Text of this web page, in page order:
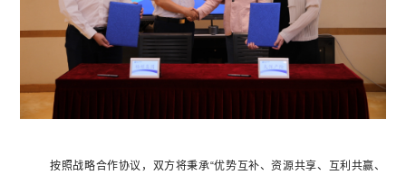
按照战略合作协议，双方将秉承“优势互补、资源共享、互利共赢、